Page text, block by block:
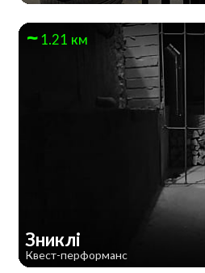
1.21 км
Зниклі
Квест-перформанс